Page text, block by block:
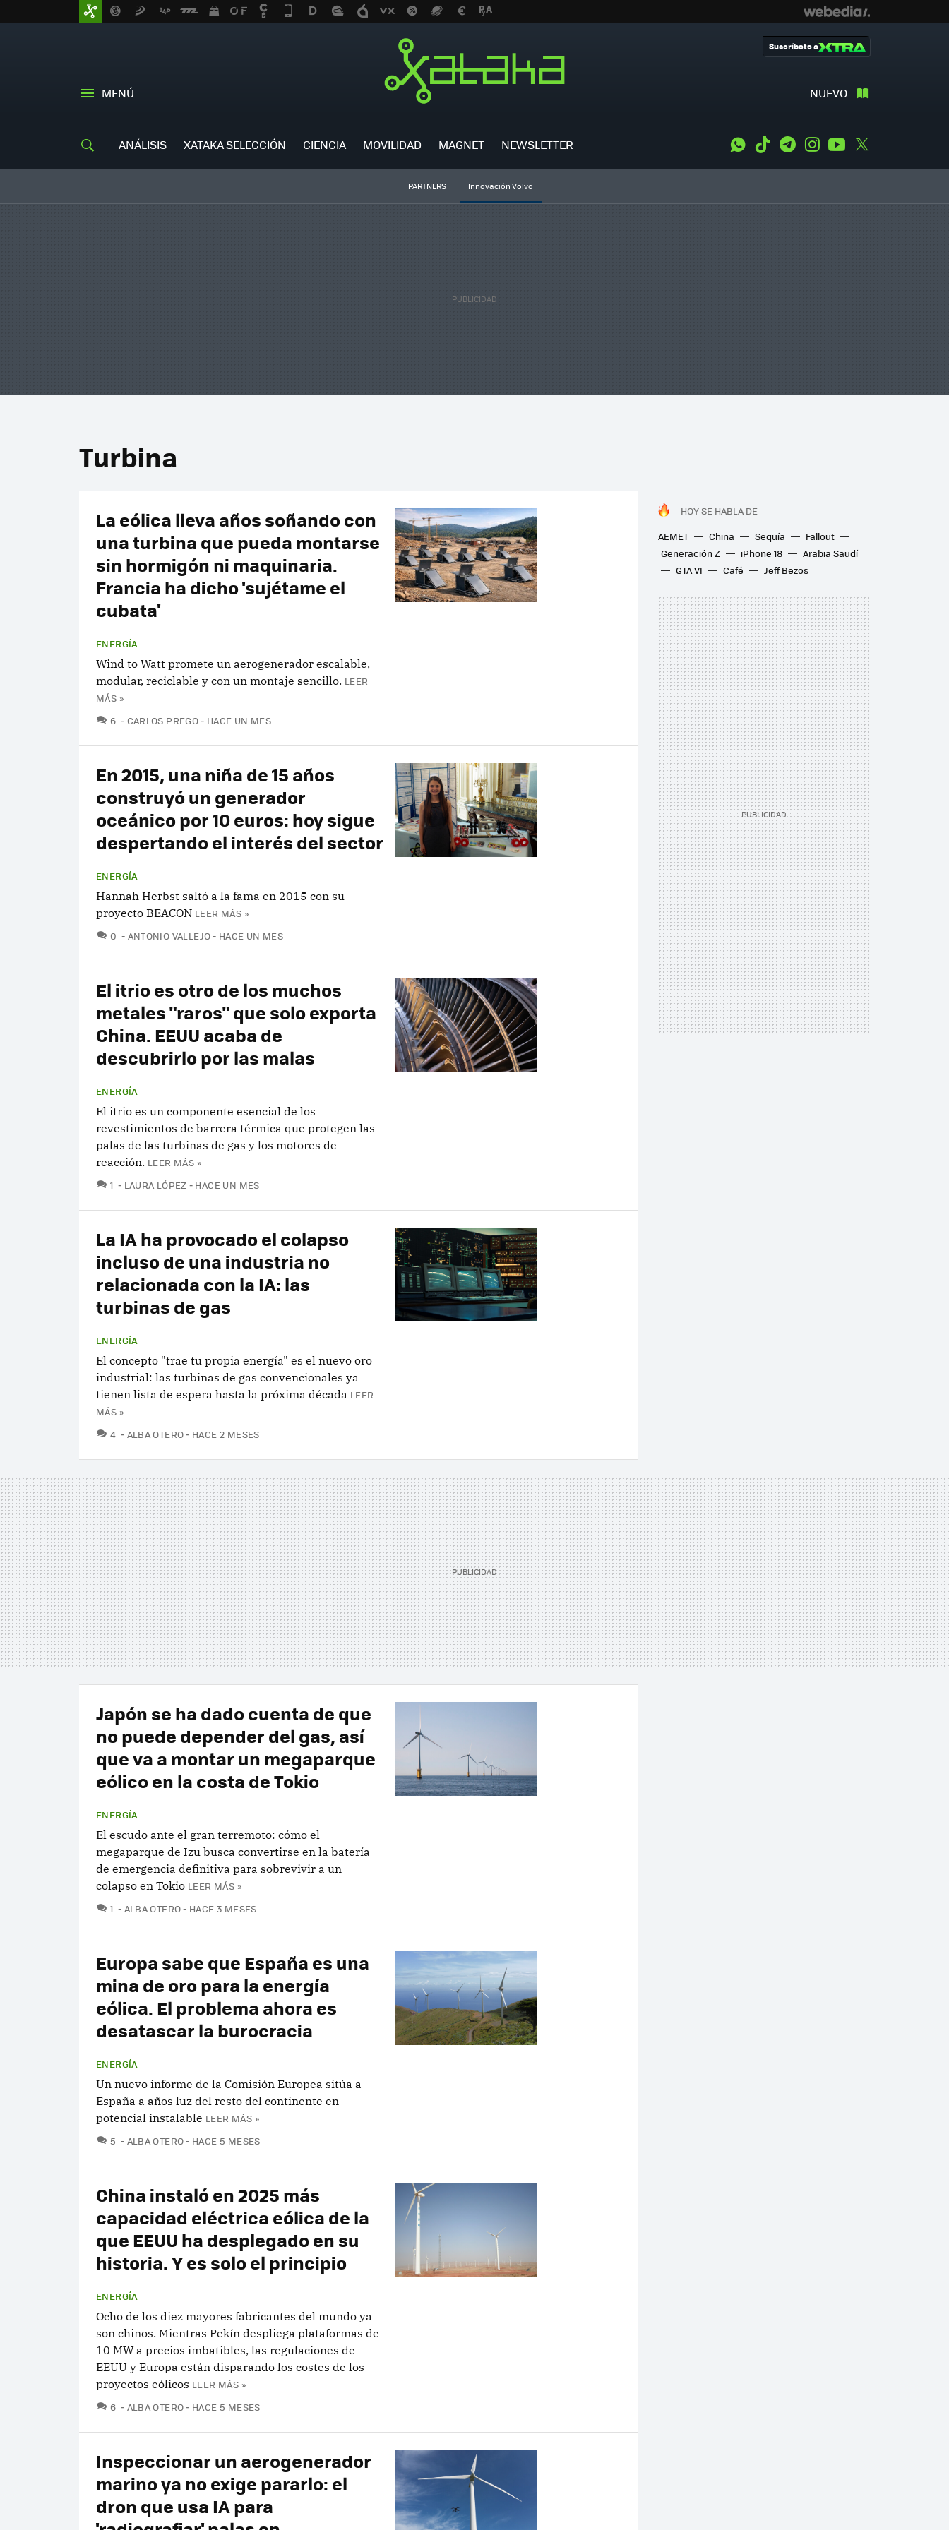
MENÚ NUEVO
Suscríbete a
ANÁLISIS XATAKA SELECCIÓN CIENCIA MOVILIDAD MAGNET NEWSLETTER WhatsApp
Tiktok TelegramInstagramYoutube
PARTNERS Innovación Volvo
Turbina
HOY SE HABLA DE
AEMET
China Sequía
Fallout
Generación Z
iPhone 18
Arabia Saudí
GTA VI
Café Jeff Bezos
La eólica lleva años soñando con
una turbina que pueda montarse
sin hormigón ni maquinaria.
Francia ha dicho 'sujétame el
cubata'
ENERGÍA
Wind to Watt promete un aerogenerador escalable,
modular, reciclable y con un montaje sencillo. LEER
MÁS »
6 COMENTARIOS
CARLOS PREGO HACE UN MES
En 2015, una niña de 15 años
construyó un generador
oceánico por 10 euros: hoy sigue
despertando el interés del sector
ENERGÍA
Hannah Herbst saltó a la fama en 2015 con su
proyecto BEACON LEER MÁS »
0 COMENTARIOS
ANTONIO VALLEJO HACE UN MES
El itrio es otro de los muchos
metales "raros" que solo exporta
China. EEUU acaba de
descubrirlo por las malas
ENERGÍA
El itrio es un componente esencial de los
revestimientos de barrera térmica que protegen las
palas de las turbinas de gas y los motores de
reacción. LEER MÁS »
1 COMENTARIOS
LAURA LÓPEZ HACE UN MES
La IA ha provocado el colapso
incluso de una industria no
relacionada con la IA: las
turbinas de gas
ENERGÍA
El concepto "trae tu propia energía" es el nuevo oro
industrial: las turbinas de gas convencionales ya
tienen lista de espera hasta la próxima década LEER
MÁS »
4 COMENTARIOS
ALBA OTERO HACE 2 MESES
Japón se ha dado cuenta de que
no puede depender del gas, así
que va a montar un megaparque
eólico en la costa de Tokio
ENERGÍA
El escudo ante el gran terremoto: cómo el
megaparque de Izu busca convertirse en la batería
de emergencia definitiva para sobrevivir a un
colapso en Tokio LEER MÁS »
1 COMENTARIOS
ALBA OTERO HACE 3 MESES
Europa sabe que España es una
mina de oro para la energía
eólica. El problema ahora es
desatascar la burocracia
ENERGÍA
Un nuevo informe de la Comisión Europea sitúa a
España a años luz del resto del continente en
potencial instalable LEER MÁS »
5 COMENTARIOS
ALBA OTERO HACE 5 MESES
China instaló en 2025 más
capacidad eléctrica eólica de la
que EEUU ha desplegado en su
historia. Y es solo el principio
ENERGÍA
Ocho de los diez mayores fabricantes del mundo ya
son chinos. Mientras Pekín despliega plataformas de
10 MW a precios imbatibles, las regulaciones de
EEUU y Europa están disparando los costes de los
proyectos eólicos LEER MÁS »
6 COMENTARIOS
ALBA OTERO HACE 5 MESES
Inspeccionar un aerogenerador
marino ya no exige pararlo: el
dron que usa IA para